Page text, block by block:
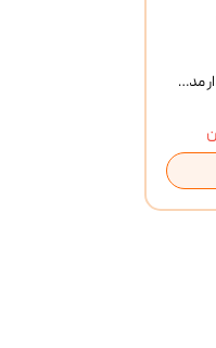
غذای خشک گربه فیدار مدل Adult وزن 10 کیلوگرم